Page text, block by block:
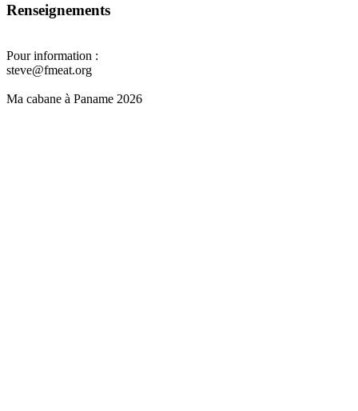
Renseignements
Pour information :
steve@fmeat.org
Ma cabane à Paname 2026